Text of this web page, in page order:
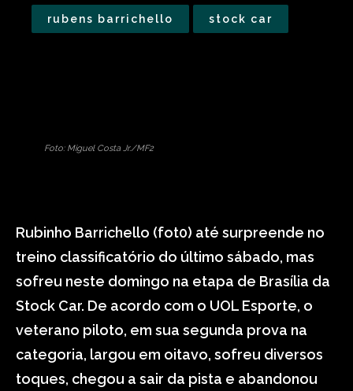
rubens barrichello stock car
Foto: Miguel Costa Jr./MF2
Rubinho Barrichello (fot0) até surpreende no
treino classificatório do último sábado, mas
sofreu neste domingo na etapa de Brasília da
Stock Car. De acordo com o UOL Esporte, o
veterano piloto, em sua segunda prova na
categoria, largou em oitavo, sofreu diversos
toques, chegou a sair da pista e abandonou